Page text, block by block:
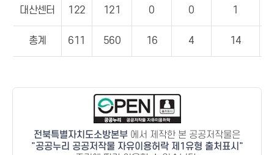
대산센터 122 121 0 0 1
총계 611 560 16 4 14
전북특별자치도소방본부 에서 제작한 본 공공저작물은
공공누리 공공저작물 자유이용허락 제1유형 출처표시